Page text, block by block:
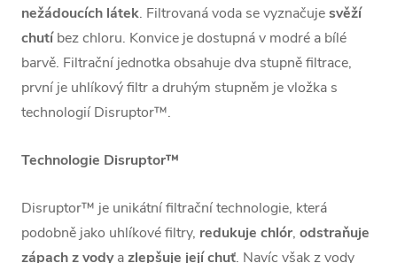
nežádoucích látek. Filtrovaná voda se vyznačujesvěží
chutíbez chloru. Konvice je dostupná v modré a bílé
barvě. Filtrační jednotka obsahuje dva stupně filtrace,
první je uhlíkový filtr a druhým stupněm je vložka s
technologií Disruptor™.
Technologie Disruptor™
Disruptor™ je unikátní filtrační technologie, která
podobně jako uhlíkové filtry, redukuje chlór, odstraňuje
zápach z vodyazlepšuje její chuť. Navíc však z vody